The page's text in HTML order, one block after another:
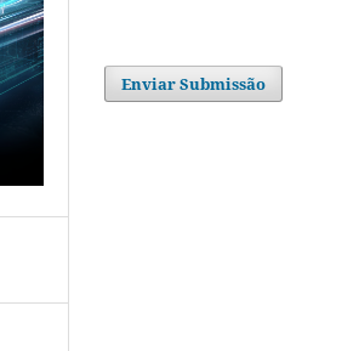
Enviar Submissão